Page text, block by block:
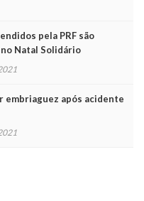
pela PRF são
Natal Solidário
após acidente